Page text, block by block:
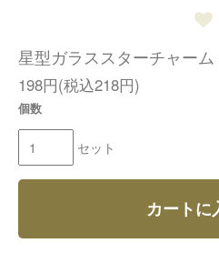
星型ガラススターチャーム
198円(税込218円)
個数
セット
カートに